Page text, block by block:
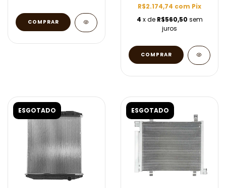
R$2.174,74 com Pix
4 x de R$560,50 sem
juros
ESGOTADO ESGOTADO